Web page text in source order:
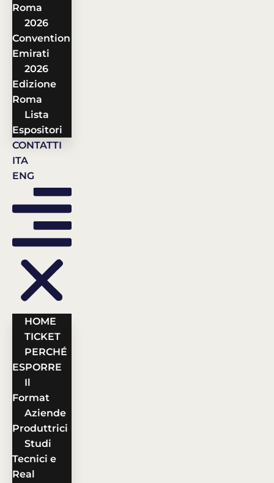
Roma
2026
Convention
Emirati
2026
Edizione
Roma
Lista
Espositori
CONTATTI
ITA
ENG
HOME
TICKET
PERCHÉ
ESPORRE
Il
Format
Aziende
Produttrici
Studi
Tecnici e
Real